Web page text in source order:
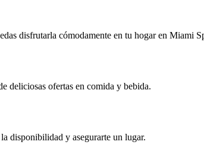
disfrutarla cómodamente en tu hogar en Miami
deliciosas ofertas en comida y bebida.
disponibilidad y asegurarte un lugar.